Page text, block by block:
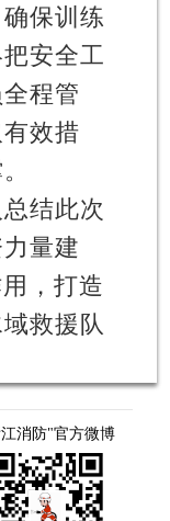
保训练
安全工
程管
效措
结此次
量建
，打造
救援队
消防"官方微博